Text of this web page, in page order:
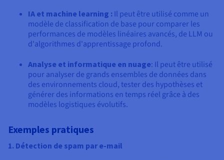
IA et machine learning : Il peut être utilisé comme un
modèle de classification de base pour comparer les
performances de modèles linéaires avancés, de LLM ou
d'algorithmes d'apprentissage profond.
Analyse et informatique en nuage: Il peut être utilisé
pour analyser de grands ensembles de données dans
des environnements cloud, tester des hypothèses et
générer des informations en temps réel grâce à des
modèles logistiques évolutifs.
Exemples pratiques
1. Détection de spam par e-mail